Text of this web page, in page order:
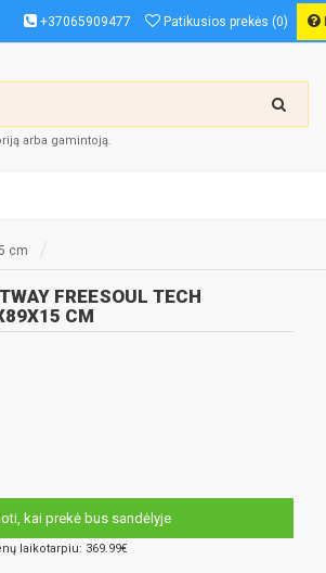
+37065909477 Patikusios prekės (0)
arba gamintoją.
cm
FREESOUL TECH
CM
kai prekė bus sandėlyje
laikotarpiu: 369.99€